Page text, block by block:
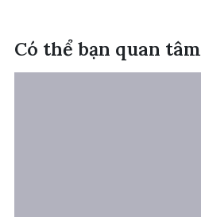
Có thể bạn quan tâm